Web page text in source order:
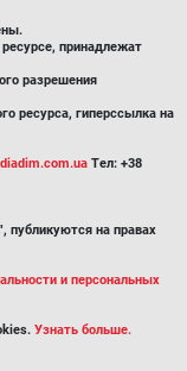
принадлежат
разрешения
ресурса, гиперссылка на
Тел: +38
на правах
и персональных
Узнать больше.